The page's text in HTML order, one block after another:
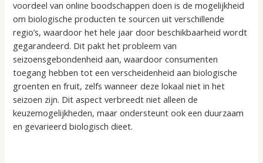
voordeel van online boodschappen doen is de mogelijkheid
om biologische producten te sourcen uit verschillende
regio’s, waardoor het hele jaar door beschikbaarheid wordt
gegarandeerd. Dit pakt het probleem van
seizoensgebondenheid aan, waardoor consumenten
toegang hebben tot een verscheidenheid aan biologische
groenten en fruit, zelfs wanneer deze lokaal niet in het
seizoen zijn. Dit aspect verbreedt niet alleen de
keuzemogelijkheden, maar ondersteunt ook een duurzaam
en gevarieerd biologisch dieet.